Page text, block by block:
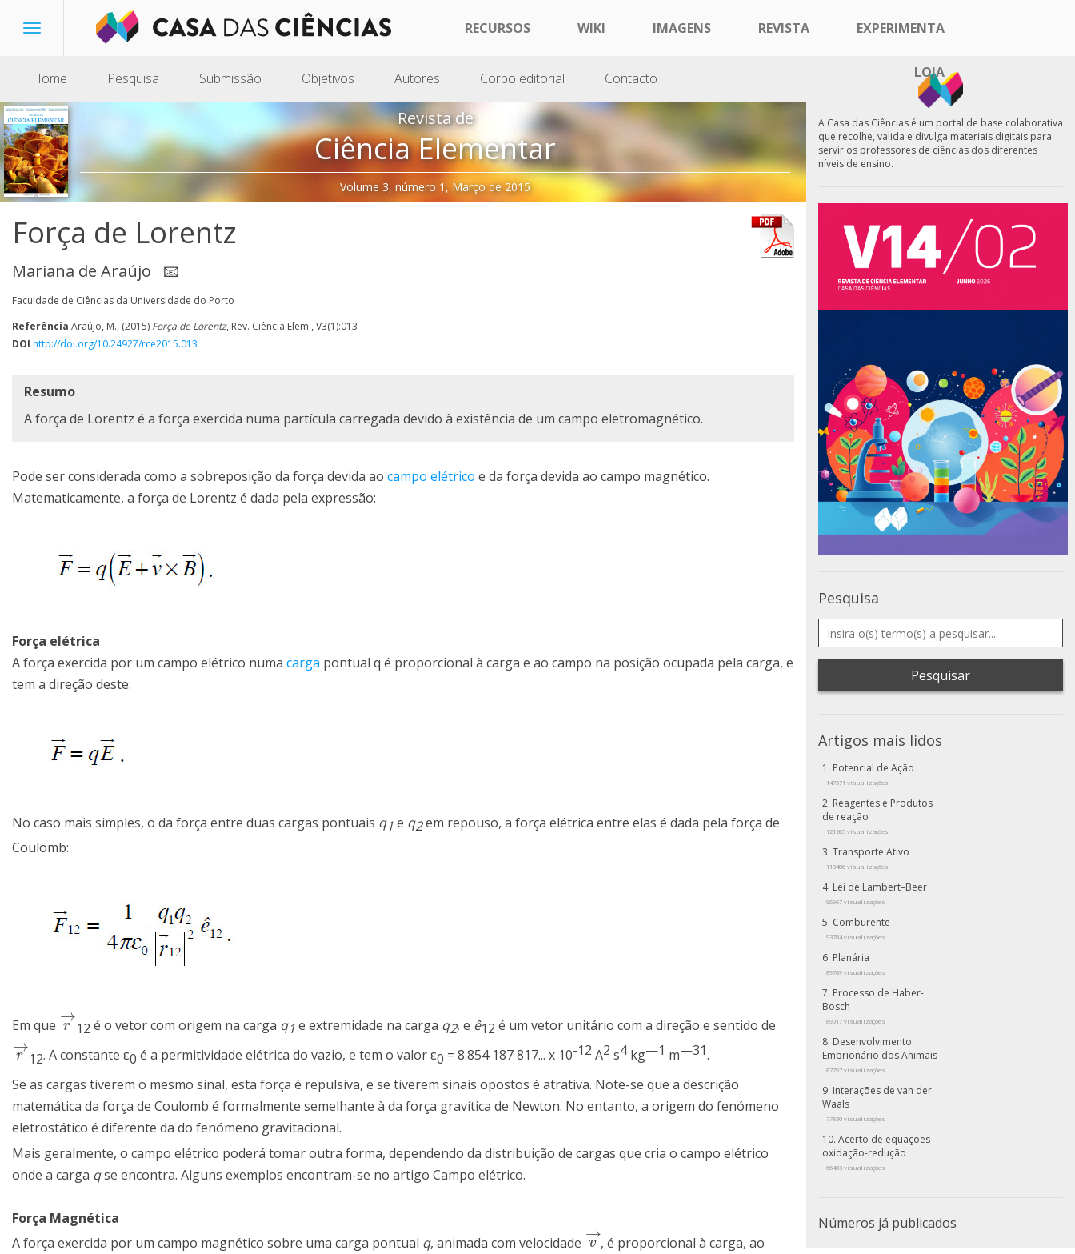
Toggle
RECURSOS WIKI IMAGENS REVISTA EXPERIMENTA
LOJA
Home Pesquisa Submissão Objetivos Autores Corpo editorial Contacto
Revista de
Ciência Elementar
Volume 3, número 1, Março de 2015
Força de Lorentz
Mariana de Araújo 📧
Faculdade de Ciências da Universidade do Porto
Referência Araújo, M., (2015) Força de Lorentz, Rev. Ciência Elem., V3(1):013
DOI http://doi.org/10.24927/rce2015.013
Resumo
A força de Lorentz é a força exercida numa partícula carregada devido à existência de um campo eletromagnético.
Pode ser considerada como a sobreposição da força devida ao campo elétrico e da força devida ao campo magnético.
Matematicamente, a força de Lorentz é dada pela expressão:
Força elétrica
A força exercida por um campo elétrico numa carga pontual q é proporcional à carga e ao campo na posição ocupada pela carga, e
tem a direção deste:
No caso mais simples, o da força entre duas cargas pontuais q1e q2em repouso, a força elétrica entre elas é dada pela força de
Coulomb:
Em que r
→
r→ 12 é o vetor com origem na carga q1e extremidade na carga q2, e ê12 é um vetor unitário com a direção e sentido de
r
→
r→ 12. A constante ε0 é a permitividade elétrica do vazio, e tem o valor ε0 = 8.854 187 817... x 10-12 A2 s4kg—1 m—31.
Se as cargas tiverem o mesmo sinal, esta força é repulsiva, e se tiverem sinais opostos é atrativa. Note-se que a descrição
matemática da força de Coulomb é formalmente semelhante à da força gravítica de Newton. No entanto, a origem do fenómeno
eletrostático é diferente da do fenómeno gravitacional.
Mais geralmente, o campo elétrico poderá tomar outra forma, dependendo da distribuição de cargas que cria o campo elétrico
onde a carga qse encontra. Alguns exemplos encontram-se no artigo Campo elétrico.
Força Magnética
A força exercida por um campo magnético sobre uma carga pontual q, animada com velocidade v
→
v→, é proporcional à carga, ao
A Casa das Ciências é um portal de base colaborativa
que recolhe, valida e divulga materiais digitais para
servir os professores de ciências dos diferentes
níveis de ensino.
Pesquisa
Pesquisar
Artigos mais lidos
Potencial de Ação
147571 visualizações
Reagentes e Produtos
de reação
121205 visualizações
Transporte Ativo
118486 visualizações
Lei de Lambert–Beer
96967 visualizações
Comburente
93784 visualizações
Planária
89789 visualizações
Processo de Haber-
Bosch
89017 visualizações
Desenvolvimento
Embrionário dos Animais
87797 visualizações
Interações de van der
Waals
77830 visualizações
Acerto de equações
oxidação-redução
66403 visualizações
Números já publicados